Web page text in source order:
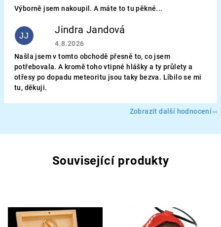
Výborně jsem nakoupil. A máte to tu pěkné...
JJ Jindra Jandová
Hodnocení obchodu je 5 z 5 hvězdiček.
4.8.2026
Našla jsem v tomto obchodě přesně to, co jsem
potřebovala. A kromě toho vtipné hlášky a ty průlety a
otřesy po dopadu meteoritu jsou taky bezva. Líbilo se mi
tu, děkuji.
Zobrazit další hodnocení
Související produkty